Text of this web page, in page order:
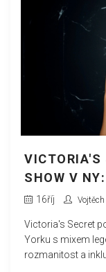
VICTORIA'S
SHOW V
16říj Vojtěch
Victoria's Secret
Yorku s mixem
rozmanitost a